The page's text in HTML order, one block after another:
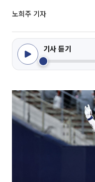
노희주 기자
기사 듣기